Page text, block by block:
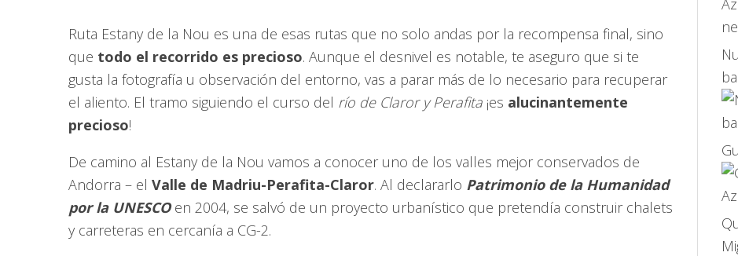
Ruta Estany de la Nou es una de esas rutas que no solo andas por la recompensa final, sino
que todo el recorrido es precioso. Aunque el desnivel es notable, te aseguro que si te
gusta la fotografía u observación del entorno, vas a parar más de lo necesario para recuperar
el aliento. El tramo siguiendo el curso del río de Claror y Perafita ¡es alucinantemente
precioso!
De camino al Estany de la Nou vamos a conocer uno de los valles mejor conservados de
Andorra – el Valle de Madriu-Perafita-Claror. Al declararlo Patrimonio de la Humanidad
por la UNESCOen 2004, se salvó de un proyecto urbanístico que pretendía construir chalets
y carreteras en cercanía a CG-2.